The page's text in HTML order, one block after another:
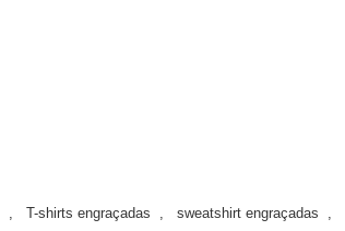
T-shirts engraçadas sweatshirt engraçadas